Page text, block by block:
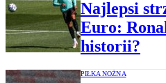
Najlepsi
Euro:
historii?
PIŁKA NOŻNA